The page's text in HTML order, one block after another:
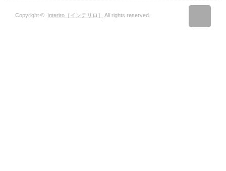
Copyright © Interiro［インテリロ］ All rights reserved.